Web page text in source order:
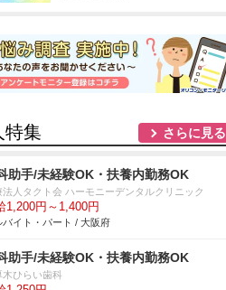
特集 さらに見る
助手/未経験OK・扶養内勤務OK
法人タクト会 ハーモニーデンタルクリニック
1,200円～1,400円
バイト・パート / 大阪府
助手/未経験OK・扶養内勤務OK
木ひらい歯科